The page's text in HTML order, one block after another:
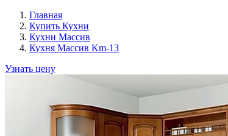
Главная
Купить Кухни
Кухни Массив
Кухня Массив Km-13
Узнать цену